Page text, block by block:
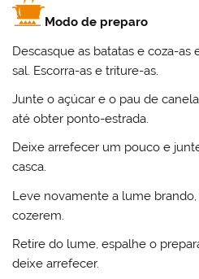
Modo de preparo
Descasque as batatas e coza-
sal. Escorra-as e triture-as.
Junte o açúcar e o pau de
até obter ponto-estrada.
Deixe arrefecer um pouco e
casca.
Leve novamente a lume
cozerem.
Retire do lume, espalhe o
deixe arrefecer.